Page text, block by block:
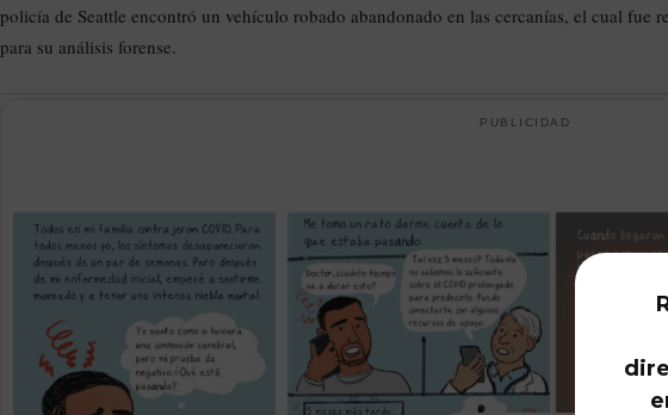
policía de Seattle encontró un vehículo robado abandonado en las cercanías, el cual fue
para su análisis forense.
PUBLICIDAD